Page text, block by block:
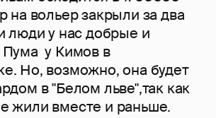
на вольер закрыли за два
люди у нас добрые и
у Кимов в
Но, возможно, она будет
в "Белом льве",так как
жили вместе и раньше.